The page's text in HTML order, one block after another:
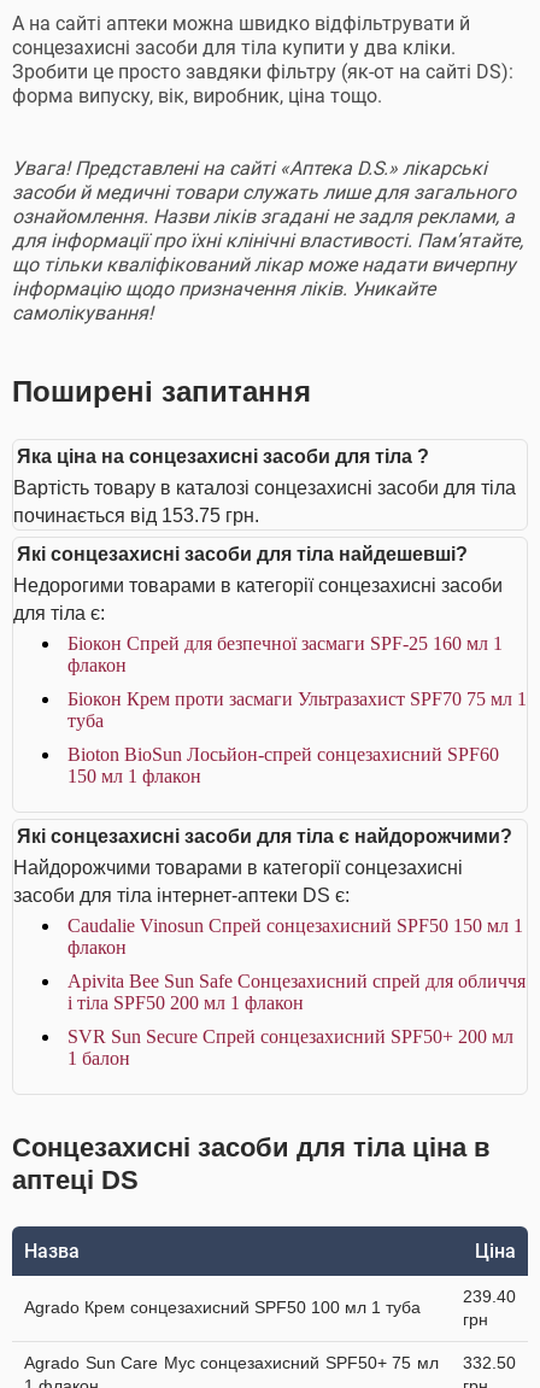
А на сайті аптеки можна швидко відфільтрувати й
сонцезахисні засоби для тіла купити у два кліки.
Зробити це просто завдяки фільтру (як-от на сайті DS):
форма випуску, вік, виробник, ціна тощо.
Увага! Представлені на сайті «Аптека D.S.» лікарські
засоби й медичні товари служать лише для загального
ознайомлення. Назви ліків згадані не задля реклами, а
для інформації про їхні клінічні властивості. Пам’ятайте,
що тільки кваліфікований лікар може надати вичерпну
інформацію щодо призначення ліків. Уникайте
самолікування!
Поширені запитання
Яка ціна на сонцезахисні засоби для тіла ?
Вартість товару в каталозі сонцезахисні засоби для тіла
починається від 153.75 грн.
Які сонцезахисні засоби для тіла найдешевші?
Недорогими товарами в категорії сонцезахисні засоби
для тіла є:
Біокон Спрей для безпечної засмаги SPF-25 160 мл 1
флакон
Біокон Крем проти засмаги Ультразахист SPF70 75 мл 1
туба
Bioton BioSun Лосьйон-спрей сонцезахисний SPF60
150 мл 1 флакон
Які сонцезахисні засоби для тіла є найдорожчими?
Найдорожчими товарами в категорії сонцезахисні
засоби для тіла інтернет-аптеки DS є:
Caudalie Vinosun Спрей сонцезахисний SPF50 150 мл 1
флакон
Apivita Bee Sun Safe Сонцезахисний спрей для обличчя
і тіла SPF50 200 мл 1 флакон
SVR Sun Secure Спрей сонцезахисний SPF50+ 200 мл
1 балон
Сонцезахисні засоби для тіла ціна в
аптеці DS
Назва Ціна
Agrado Крем сонцезахисний SPF50 100 мл 1 туба
239.40
грн
Agrado Sun Care Мус сонцезахисний SPF50+ 75 мл
332.50